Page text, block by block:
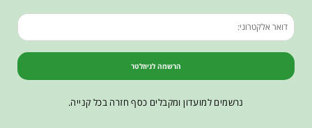
הרשמה לניוזלטר
נרשמים למועדון ומקבלים כסף חזרה בכל קנייה.